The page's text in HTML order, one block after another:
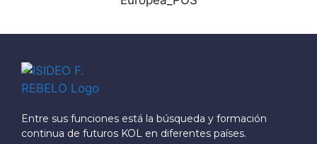
Entre sus funciones está la búsqueda y formación
continua de futuros KOL en diferentes países.